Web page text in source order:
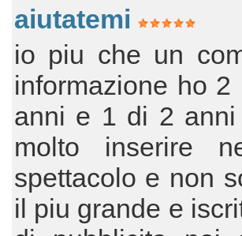
aiutatemi
io piu che un
informazione ho
anni e 1 di 2
molto inserire
spettacolo e non
il piu grande e